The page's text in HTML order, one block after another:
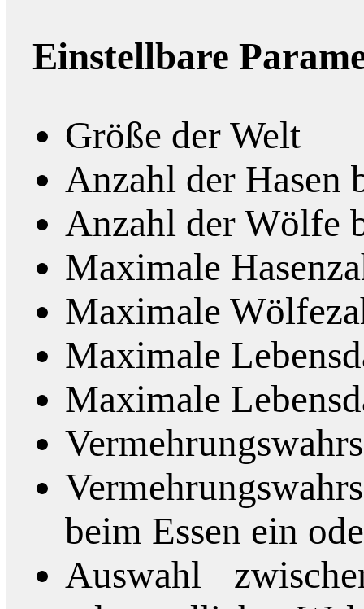
Einstellbare
Größe der Welt
Anzahl der Hasen
Anzahl der Wölfe
Maximale
Maximale
Maximale
Maximale
beim Essen ein
Auswahl